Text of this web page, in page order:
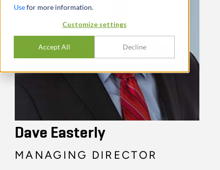
Usefor more information.
Customize settings
Accept All Decline
Dave Easterly
MANAGING DIRECTOR